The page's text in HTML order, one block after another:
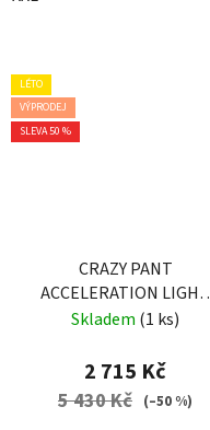
LÉTO
VÝPRODEJ
SLEVA 50 %
CRAZY PANT
ACCELERATION LIGHT
MAN ZENITH
Skladem (1 ks)
2 715 Kč
5 430 Kč (–50 %)